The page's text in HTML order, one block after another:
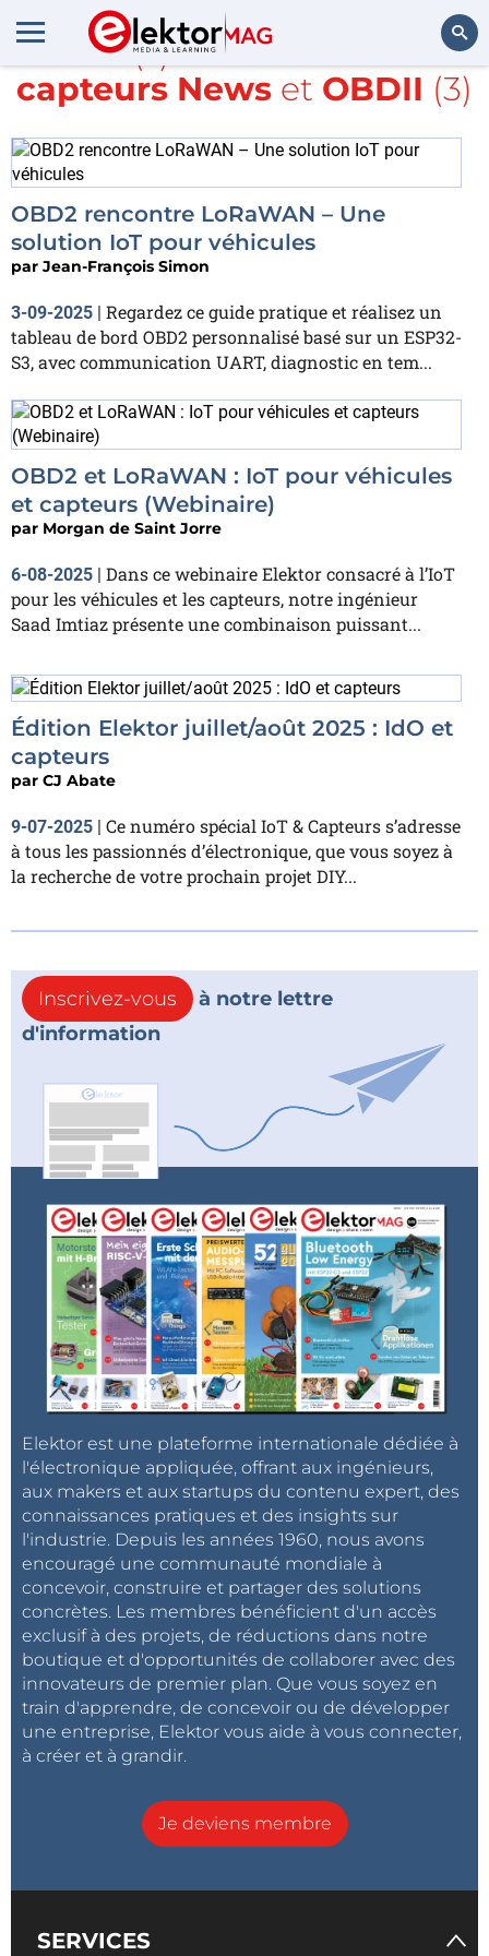
Rechercher
Article(s) avec la balise
IdO
capteurs News et OBDII (3)
OBD2 rencontre LoRaWAN – Une
solution IoT pour véhicules
par Jean-François Simon
3-09-2025 | Regardez ce guide pratique et réalisez un
tableau de bord OBD2 personnalisé basé sur un ESP32-
S3, avec communication UART, diagnostic en tem...
OBD2 et LoRaWAN : IoT pour véhicules
et capteurs (Webinaire)
par Morgan de Saint Jorre
6-08-2025 | Dans ce webinaire Elektor consacré à l’IoT
pour les véhicules et les capteurs, notre ingénieur
Saad Imtiaz présente une combinaison puissant...
Édition Elektor juillet/août 2025 : IdO et
capteurs
par CJ Abate
9-07-2025 | Ce numéro spécial IoT & Capteurs s’adresse
à tous les passionnés d’électronique, que vous soyez à
la recherche de votre prochain projet DIY...
Inscrivez-vous
à notre lettre
d'information
Elektor est une plateforme internationale dédiée à
l'électronique appliquée, offrant aux ingénieurs,
aux makers et aux startups du contenu expert, des
connaissances pratiques et des insights sur
l'industrie. Depuis les années 1960, nous avons
encouragé une communauté mondiale à
concevoir, construire et partager des solutions
concrètes. Les membres bénéficient d'un accès
exclusif à des projets, de réductions dans notre
boutique et d'opportunités de collaborer avec des
innovateurs de premier plan. Que vous soyez en
train d'apprendre, de concevoir ou de développer
une entreprise, Elektor vous aide à vous connecter,
à créer et à grandir.
Je deviens membre
SERVICES